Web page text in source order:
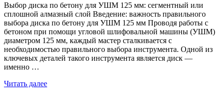
Выбор диска по бетону для УШМ 125 мм: сегментный или
сплошной алмазный слой Введение: важность правильного
выбора диска по бетону для УШМ 125 мм Проводя работы с
бетоном при помощи угловой шлифовальной машины (УШМ)
диаметром 125 мм, каждый мастер сталкивается с
необходимостью правильного выбора инструмента. Одной из
ключевых деталей такого инструмента является диск —
именно …
Читать далее